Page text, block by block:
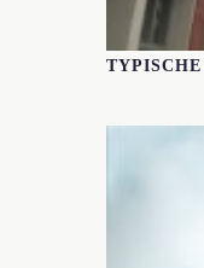
TYPISCHE